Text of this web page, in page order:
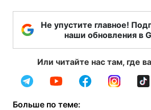
Не упустите главное!
наши обновления в
Или читайте нас там, где
Больше по теме: